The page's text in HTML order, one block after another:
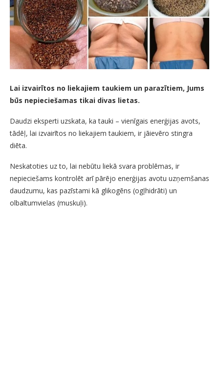
Lai izvairītos no liekajiem taukiem un parazītiem, Jums
būs nepieciešamas tikai divas lietas.
Daudzi eksperti uzskata, ka tauki – vienīgais enerģijas avots,
tādēļ, lai izvairītos no liekajiem taukiem, ir jāievēro stingra
diēta.
Neskatoties uz to, lai nebūtu liekā svara problēmas, ir
nepieciešams kontrolēt arī pārējo enerģijas avotu uzņemšanas
daudzumu, kas pazīstami kā glikogēns (ogļhidrāti) un
olbaltumvielas (muskuļi).